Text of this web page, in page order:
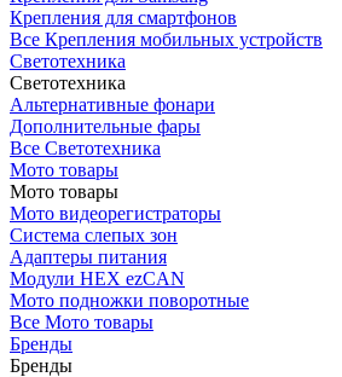
Крепления для смартфонов
Все Крепления мобильных устройств
Светотехника
Светотехника
Альтернативные фонари
Дополнительные фары
Все Светотехника
Мото товары
Мото товары
Мото видеорегистраторы
Система слепых зон
Адаптеры питания
Модули HEX ezCAN
Мото подножки поворотные
Все Мото товары
Бренды
Бренды